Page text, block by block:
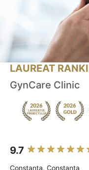
LAUREAT
GynCare Clinic
9.7
Constanţa, Constanta